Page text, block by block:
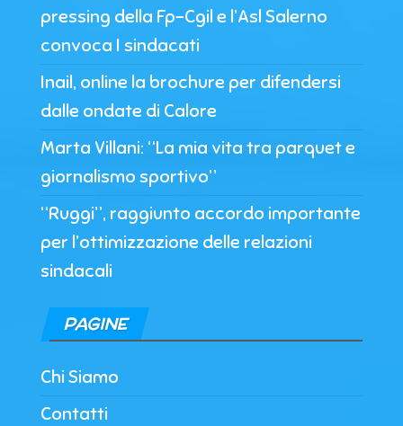
pressing della Fp-Cgil e l’Asl Salerno
convoca I sindacati
Inail, online la brochure per difendersi
dalle ondate di Calore
Marta Villani: “La mia vita tra parquet e
giornalismo sportivo”
“Ruggi”, raggiunto accordo importante
per l’ottimizzazione delle relazioni
sindacali
PAGINE
Chi Siamo
Contatti